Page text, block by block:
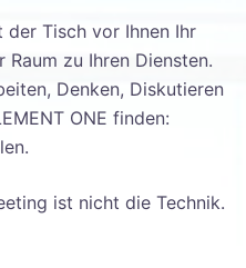
der Tisch vor Ihnen Ihr
zu Ihren Diensten.
Denken, Diskutieren
ONE finden:
ist nicht die Technik.